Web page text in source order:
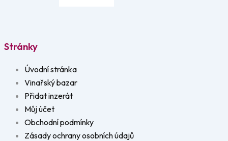
Stránky
Úvodní stránka
Vinařský bazar
Přidat inzerát
Můj účet
Obchodní podmínky
Zásady ochrany osobních údajů